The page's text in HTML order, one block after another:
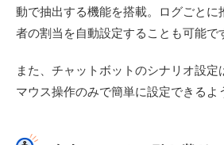
動で抽出する機能を搭載。ログごとに
者の割当を自動設定することも可能で
また、チャットボットのシナリオ設定
マウス操作のみで簡単に設定できるよ